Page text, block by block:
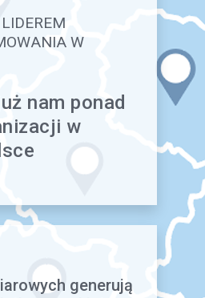
W
nam ponad
w
generują